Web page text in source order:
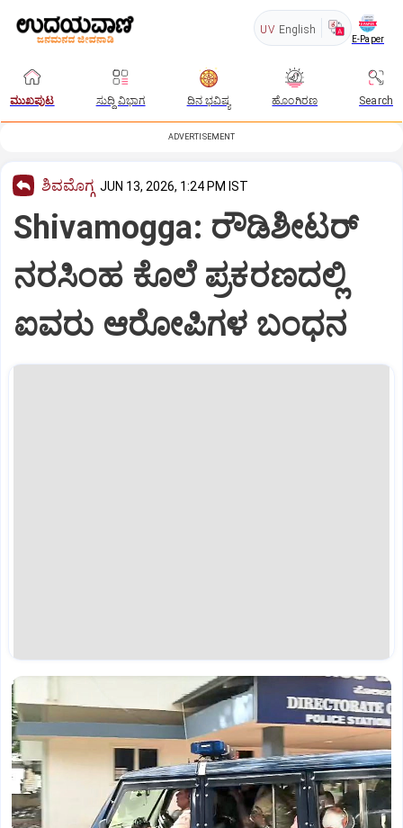
UV English
E-Paper
ಮುಖಪುಟ ಸುದ್ದಿ ವಿಭಾಗ ದಿನ ಭವಿಷ್ಯ ಹೊಂಗಿರಣ Search
ADVERTISEMENT
ಶಿವಮೊಗ್ಗ JUN 13, 2026, 1:24 PM IST
Shivamogga: ರೌಡಿಶೀಟರ್‌
ನರಸಿಂಹ ಕೊಲೆ ಪ್ರಕರಣದಲ್ಲಿ
ಐವರು ಆರೋಪಿಗಳ ಬಂಧನ